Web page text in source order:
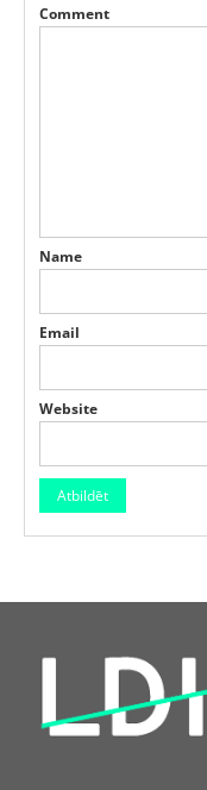
Comment
Name
Email
Website